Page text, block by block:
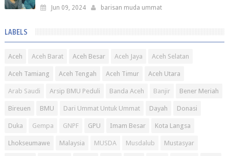
Jun 09, 2024 barisan muda ummat
LABELS
Aceh Aceh Barat Aceh Besar Aceh Jaya Aceh Selatan
Aceh Tamiang Aceh Tengah Aceh Timur Aceh Utara
Arab Saudi Arsip BMU Peduli Banda Aceh Banjir Bener Meriah
Bireuen BMU Dari Ummat Untuk Ummat Dayah Donasi
Duka Gempa GNPF GPU Imam Besar Kota Langsa
Lhokseumawe Malaysia MUSDA Musdalub Mustasyar